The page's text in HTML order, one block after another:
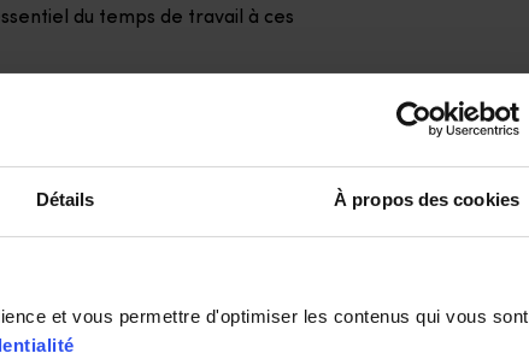
Détails À propos des cookies
et vous permettre d'optimiser les contenus qui vous sont
du temps de travail à ces
handicap, l’opticien à
service à forte valeur ajoutée,
personne.
se dégrade sans qu’elles en
cette utilité très concrète que les
particulière et par